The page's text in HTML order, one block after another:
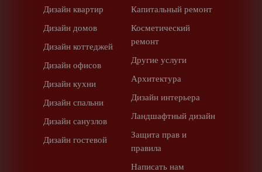
Дизайн квартир
Дизайн домов
Дизайн коттеджей
Дизайн офисов
Дизайн кухни
Дизайн спальни
Дизайн санузлов
Дизайн гостевой
Капитальный ремонт
Косметический
ремонт
Другие услуги
Архитектура
Дизайн интерьера
Ландшафтный дизайн
Защита прав и
правила
Написать нам